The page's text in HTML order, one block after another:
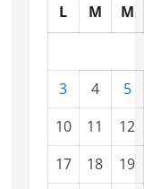
L M M
3 4
5
10
11
12
17
18
19